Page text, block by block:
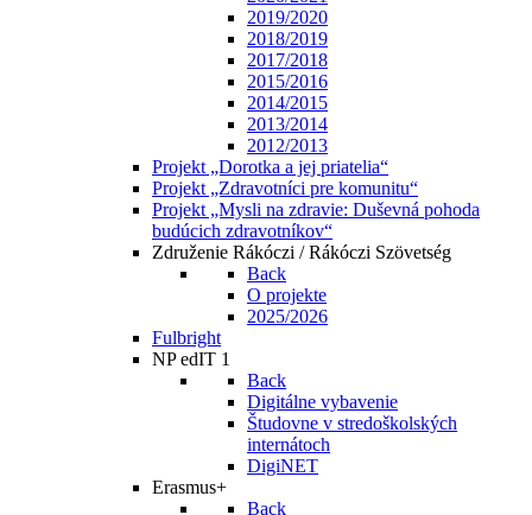
2019/2020
2018/2019
2017/2018
2015/2016
2014/2015
2013/2014
2012/2013
Projekt „Dorotka a jej priatelia“
Projekt „Zdravotníci pre komunitu“
Projekt „Mysli na zdravie: Duševná pohoda
budúcich zdravotníkov“
Združenie Rákóczi / Rákóczi Szövetség
Back
O projekte
2025/2026
Fulbright
NP edIT 1
Back
Digitálne vybavenie
Študovne v stredoškolských
internátoch
DigiNET
Erasmus+
Back